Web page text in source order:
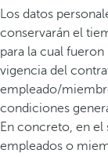
Los datos
conservarán el
para la cual
vigencia del
empleado/
condiciones
En concreto, en el
empleados o